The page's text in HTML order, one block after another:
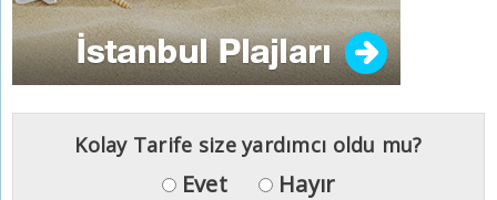
Kolay Tarife size yardımcı oldu mu?
Evet Hayır